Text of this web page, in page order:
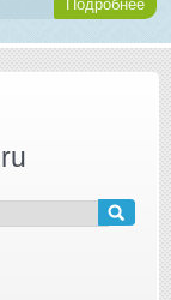
Подробнее